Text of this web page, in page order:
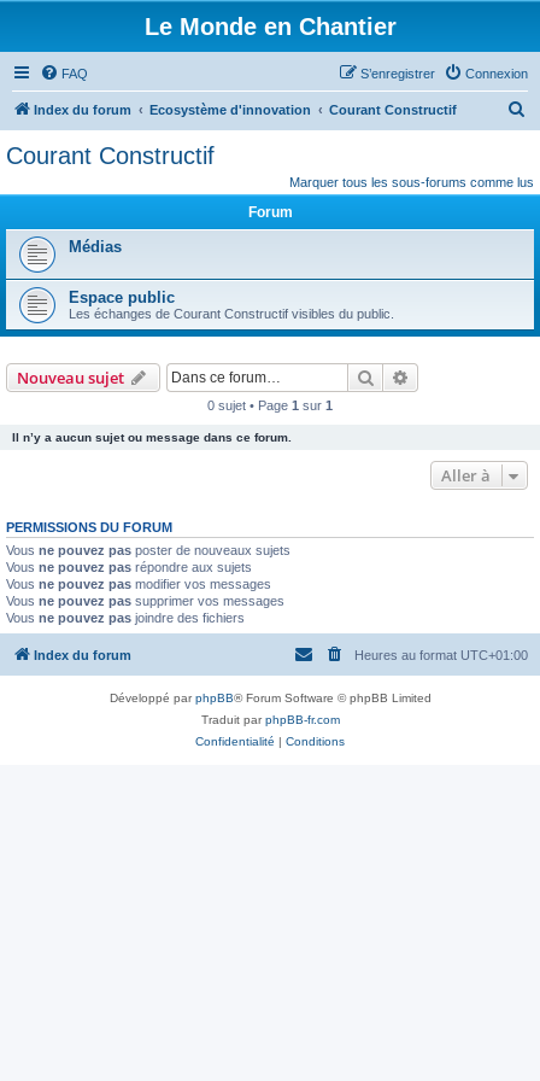
Le Monde en Chantier
FAQ Connexion
S’enregistrer
Index du forum Ecosystème d'innovation Courant Constructif
h
c
e
Courant Constructif
Marquer tous les sous-forums comme lus
Forum
Médias
Espace public
Les échanges de Courant Constructif visibles du public.
Nouveau sujet Rechercher
0 sujet • Page 1 sur 1
Il n’y a aucun sujet ou message dans ce forum.
Aller à
PERMISSIONS DU FORUM
Vous ne pouvez pas poster de nouveaux sujets
Vous ne pouvez pas répondre aux sujets
Vous ne pouvez pas modifier vos messages
Vous ne pouvez pas supprimer vos messages
Vous ne pouvez pas joindre des fichiers
Index du forum Heures au format UTC+01:00
Développé parphpBB® Forum Software © phpBB Limited
Traduit parphpBB-fr.com
Confidentialité | Conditions